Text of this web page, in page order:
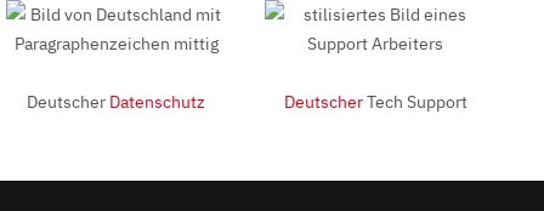
Deutscher Datenschutz DeutscherTech Support